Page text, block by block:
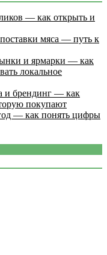
— как открыть и
мяса — путь к
и ярмарки — как
локальное
и брендинг — как
покупают
— как понять цифры